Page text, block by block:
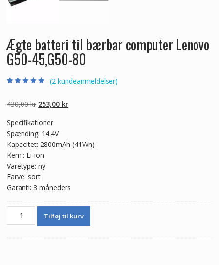
Ægte batteri til bærbar computer Lenovo
G50-45,G50-80
baseret på
kundebedømmel
(2 kundeanmeldelser)
430,00kr Den
pris
var:
430,00 kr.
253,00 krDen
253,00 kr.
Specifikationer
Spænding: 14.4V
Kapacitet: 2800mAh (41Wh)
Kemi: Li-ion
Varetype: ny
Farve: sort
Garanti: 3 måneders
Ægte
Tilføj til kurv